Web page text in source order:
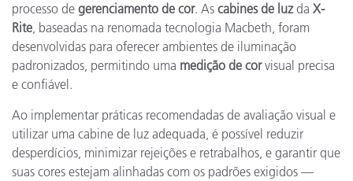
processo de gerenciamento de cor. As cabines de luzda X-
Rite , baseadas na renomada tecnologia Macbeth, foram
desenvolvidas para oferecer ambientes de iluminação
padronizados, permitindo uma medição de corvisual precisa
e confiável.
Ao implementar práticas recomendadas de avaliação visual e
utilizar uma cabine de luz adequada, é possível reduzir
desperdícios, minimizar rejeições e retrabalhos, e garantir que
suas cores estejam alinhadas com os padrões exigidos —